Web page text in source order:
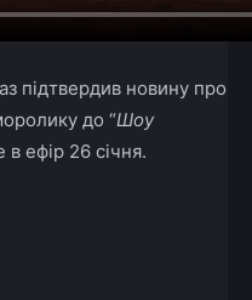
підтвердив новину про
до “Шоу
в ефір 26 січня.